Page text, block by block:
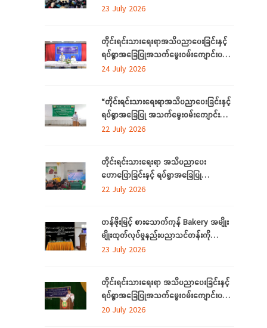
လိုအပ်ချက်တို့ကို ဆန်းစစ်စီမံခြင်း
ကျင်းပပြုလုပ်
23 July 2026
တိုင်းရင်းသားရေးရာအသိပညာပေးခြင်းနှင့်
ရပ်ရွာအခြေပြုအသက်မွေးဝမ်းကျောင်းပညာ
လိုအပ်ချက်တို့ကို ဆန်းစစ်စီမံခြင်းအစီအစဉ်
ပြုလုပ်
24 July 2026
“တိုင်းရင်းသားရေးရာအသိပညာပေးခြင်းနှင့်
ရပ်ရွာအခြေပြု အသက်မွေးဝမ်းကျောင်း
ပညာလိုအပ်ချက် ဆန်းစစ်စီမံခြင်း
ကို ရန်ကုန်တိုင်းဒေသကြီးတွင် ကျင်းပပြုလုပ်
22 July 2026
တိုင်းရင်းသားရေးရာ အသိပညာပေး
ဟောပြောခြင်းနှင့် ရပ်ရွာအခြေပြု
အသက်မွေးဝမ်းကျောင်း ပညာလိုအပ်ချက်တို့
မွန်ပြည်နယ်တွင် ကျင်းပပြုလုပ်
22 July 2026
တန်ဖိုးမြင့် စားသောက်ကုန် Bakery အမျိုး
မျိုးထုတ်လုပ်မှုနည်းပညာသင်တန်းကို
စစ်ကိုင်းတိုင်းဒေသကြီး၊ လဟယ်မြို့၌ ဖွင့်လှစ်
23 July 2026
တိုင်းရင်းသားရေးရာ အသိပညာပေးခြင်းနှင့်
ရပ်ရွာအခြေပြုအသက်မွေးဝမ်းကျောင်းပညာ
လိုအပ်ချက်များကို ဆန်းစစ်စီမံခြင်း
20 July 2026